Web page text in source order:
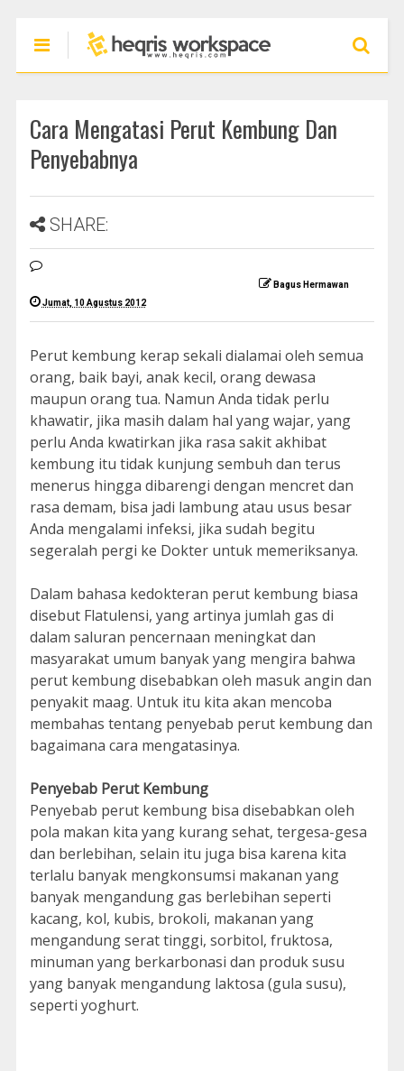
Cara Mengatasi Perut Kembung Dan
Penyebabnya
SHARE:
Bagus Hermawan
Jumat, 10 Agustus 2012
Perut kembung kerap sekali dialamai oleh semua
orang, baik bayi, anak kecil, orang dewasa
maupun orang tua. Namun Anda tidak perlu
khawatir, jika masih dalam hal yang wajar, yang
perlu Anda kwatirkan jika rasa sakit akhibat
kembung itu tidak kunjung sembuh dan terus
menerus hingga dibarengi dengan mencret dan
rasa demam, bisa jadi lambung atau usus besar
Anda mengalami infeksi, jika sudah begitu
segeralah pergi ke Dokter untuk memeriksanya.
Dalam bahasa kedokteran perut kembung biasa
disebut Flatulensi, yang artinya jumlah gas di
dalam saluran pencernaan meningkat dan
masyarakat umum banyak yang mengira bahwa
perut kembung disebabkan oleh masuk angin dan
penyakit maag. Untuk itu kita akan mencoba
membahas tentang penyebab perut kembung dan
bagaimana cara mengatasinya.
Penyebab Perut Kembung
Penyebab perut kembung bisa disebabkan oleh
pola makan kita yang kurang sehat, tergesa-gesa
dan berlebihan, selain itu juga bisa karena kita
terlalu banyak mengkonsumsi makanan yang
banyak mengandung gas berlebihan seperti
kacang, kol, kubis, brokoli, makanan yang
mengandung serat tinggi, sorbitol, fruktosa,
minuman yang berkarbonasi dan produk susu
yang banyak mengandung laktosa (gula susu),
seperti yoghurt.